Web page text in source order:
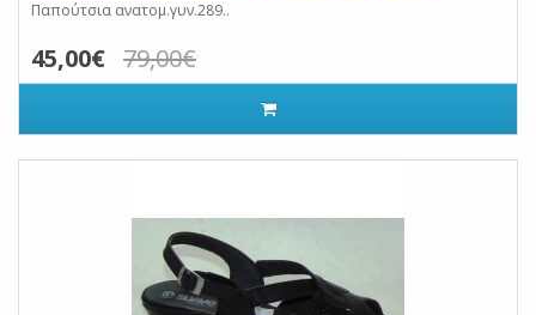
Παπούτσια ανατομ.γυν.289..
45,00€ 79,00€